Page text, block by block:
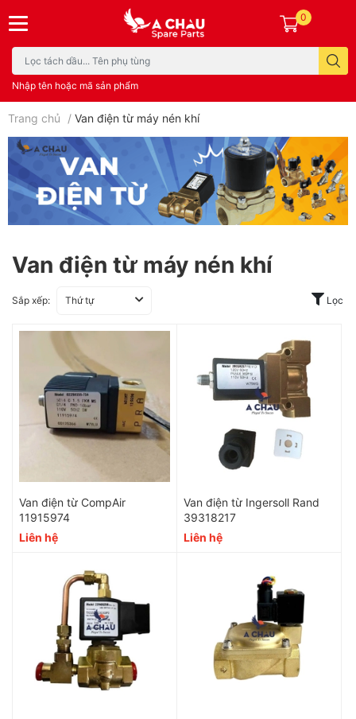
Nhập tên hoặc mã sản phẩm
0
Trang chủ / Van điện từ máy nén khí
Van điện từ máy nén khí
Sắp xếp: Thứ tự Lọc
Van điện từ CompAir
11915974
Liên hệ
Van điện từ Ingersoll Rand
39318217
Liên hệ